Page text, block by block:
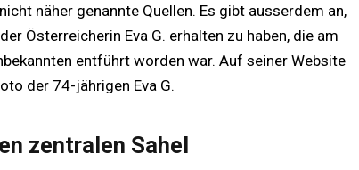
näher genannte Quellen. Es gibt ausserdem an,
Österreicherin Eva G. erhalten zu haben, die am
entführt worden war. Auf seiner Website
der 74-jährigen Eva G.
zentralen Sahel